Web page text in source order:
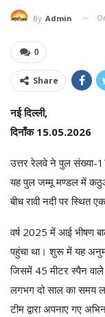
By Admin
0
Share
नई दिल्ली,
दिनाँक 15.05.2026
उत्तर रेलवे ने पुल संख्या-
यह पुल जम्मू मण्डल में
बीच रावी नदी पर स्थित
वर्ष 2025 में आई भीषण
पहुंचा था। शुरू में यह
जिसमें 45 मीटर स्पैन वाले
लगभग दो साल का समय
टीम द्वारा अपनाए गए